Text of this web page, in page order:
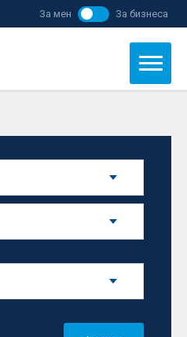
За мен За бизнеса